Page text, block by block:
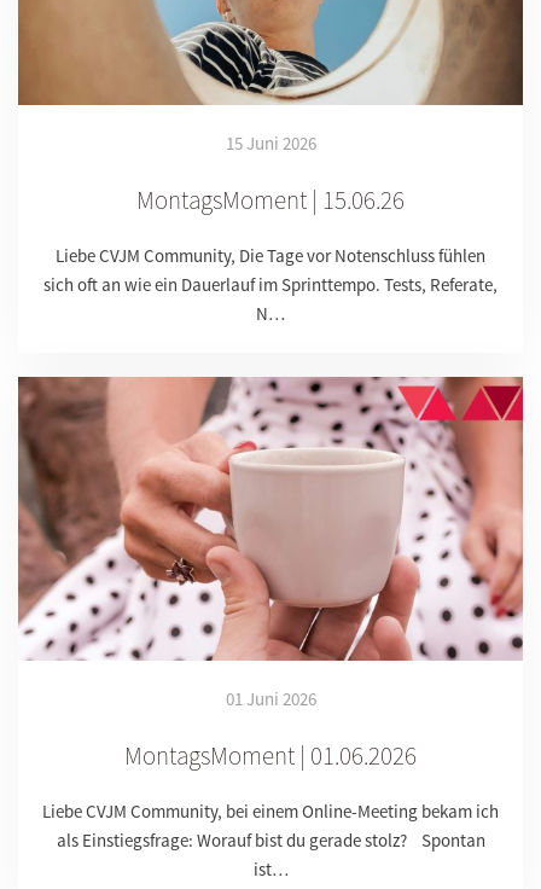
15 Juni 2026
MontagsMoment | 15.06.26
Liebe CVJM Community, Die Tage vor Notenschluss fühlen
sich oft an wie ein Dauerlauf im Sprinttempo. Tests, Referate,
N…
01 Juni 2026
MontagsMoment | 01.06.2026
Liebe CVJM Community, bei einem Online-Meeting bekam ich
als Einstiegsfrage: Worauf bist du gerade stolz? Spontan
ist…